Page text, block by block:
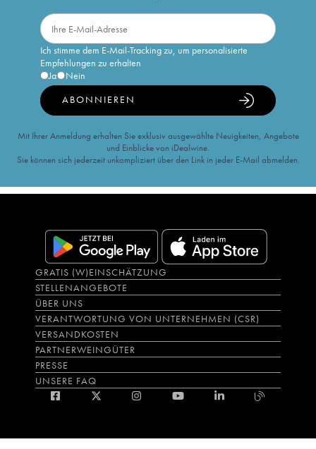
Ich stimme dem E-Mail-Tracking zu, um personalisierte
Empfehlungen zu erhalten
Ja
Nein
ABONNIEREN
Mit Ihrer Anmeldung erhalten Sie exklusiv ausgewählte Neuigkeiten, Angebote
und Einblicke von iDealwine.
Sie können sich jederzeit unkompliziert über den Link in jeder E-Mail abmelden.
GRATIS (W)EINSCHÄTZUNG
STELLENANGEBOTE
ÜBER UNS
VERANTWORTUNG VON UNTERNEHMEN (CSR)
VERSANDKOSTEN
PARTNERWEINGÜTER
PRESSE
UNSERE FAQ